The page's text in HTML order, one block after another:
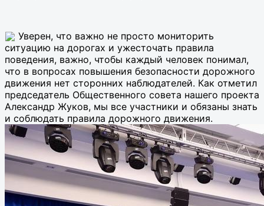
Уверен, что важно не просто мониторить
ситуацию на дорогах и ужесточать правила
поведения, важно, чтобы каждый человек понимал,
что в вопросах повышения безопасности дорожного
движения нет сторонних наблюдателей. Как отметил
председатель Общественного совета нашего проекта
Александр Жуков, мы все участники и обязаны знать
и соблюдать правила дорожного движения.